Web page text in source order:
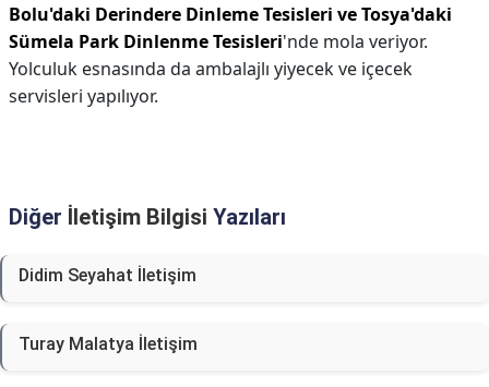
Bolu'daki Derindere Dinleme Tesisleri ve Tosya'daki
Sümela Park Dinlenme Tesisleri'nde mola veriyor.
Yolculuk esnasında da ambalajlı yiyecek ve içecek
servisleri yapılıyor.
Diğer İletişim Bilgisi Yazıları
Didim Seyahat İletişim
Turay Malatya İletişim